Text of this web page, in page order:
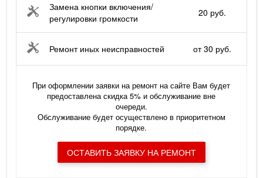
Замена кнопки включения/
регулировки громкости
20 руб.
Ремонт иных неисправностей от 30 руб.
При оформлении заявки на ремонт на сайте Вам будет
предоставлена скидка 5% и обслуживание вне
очереди.
Обслуживание будет осуществлено в приоритетном
порядке.
ОСТАВИТЬ ЗАЯВКУ НА РЕМОНТ